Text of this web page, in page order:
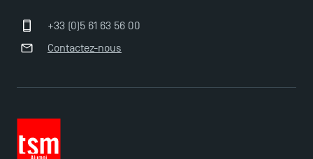
+33 (0)5 61 63 56 00
Contactez-nous